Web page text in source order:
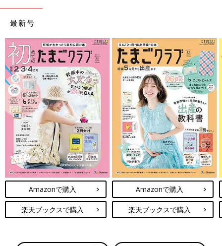
最新号
Amazonで購入
楽天ブックスで購入
Amazonで購入
楽天ブックスで購入